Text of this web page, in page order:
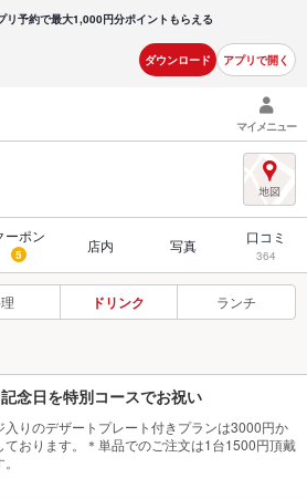
リ予約で最大1,000円分ポイントもらえる
ダウンロード アプリで開く
マイメニュー
ーポン
5 店内 写真 口コミ
364
ドリンク ランチ
念日を特別コースでお祝い
入りのデザートプレート付きプランは3000円か
ております。＊単品でのご注文は1台1500円頂戴